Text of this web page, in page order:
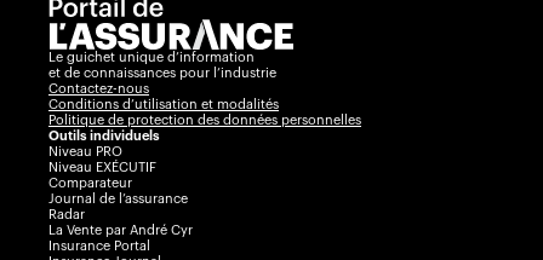
Le guichet unique d’information
et de connaissances pour l’industrie
Contactez-nous
Conditions d’utilisation et modalités
Politique de protection des données personnelles
Outils individuels
Niveau PRO
Niveau EXÉCUTIF
Comparateur
Journal de l’assurance
Radar
La Vente par André Cyr
Insurance Portal